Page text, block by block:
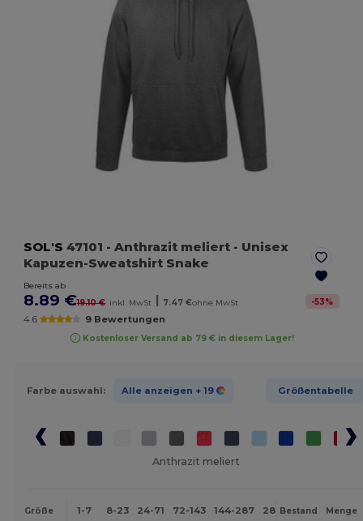
SOL'S 47101 - Anthrazit meliert - Unisex
Kapuzen-Sweatshirt Snake
Bereits ab
8.89 €19.10 € inkl. MwSt | 7.47 €ohne MwSt -53%
4.6 9 Bewertungen
Kostenloser Versand ab 79 € in diesem Lager!
Farbe auswahl: Alle anzeigen + 19 Größentabelle
Anthrazit meliert
Größe 1-7 8-23 24-71 72-143 144-287 288 + Mehr
Bestand Menge